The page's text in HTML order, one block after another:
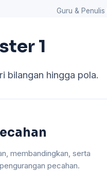
Guru &
1
bilangan hingga pola.
membandingkan, serta
pecahan.